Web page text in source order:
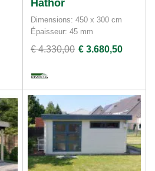
Hathor
Dimensions: 450 x 300 cm
Épaisseur: 45 mm
€ 4.330,00 € 3.680,50